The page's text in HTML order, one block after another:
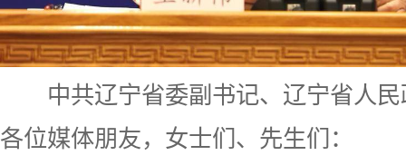
中共辽宁省委副书记、辽宁省人
各位媒体朋友，女士们、先生们：